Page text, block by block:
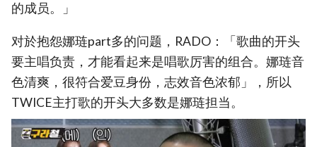
的成员。」
对於抱怨娜琏part多的问题，RADO：「歌曲的开头
要主唱负责，才能看起来是唱歌厉害的组合。娜琏音
色清爽，很符合爱豆身份，志效音色浓郁」，所以
TWICE主打歌的开头大多数是娜琏担当。